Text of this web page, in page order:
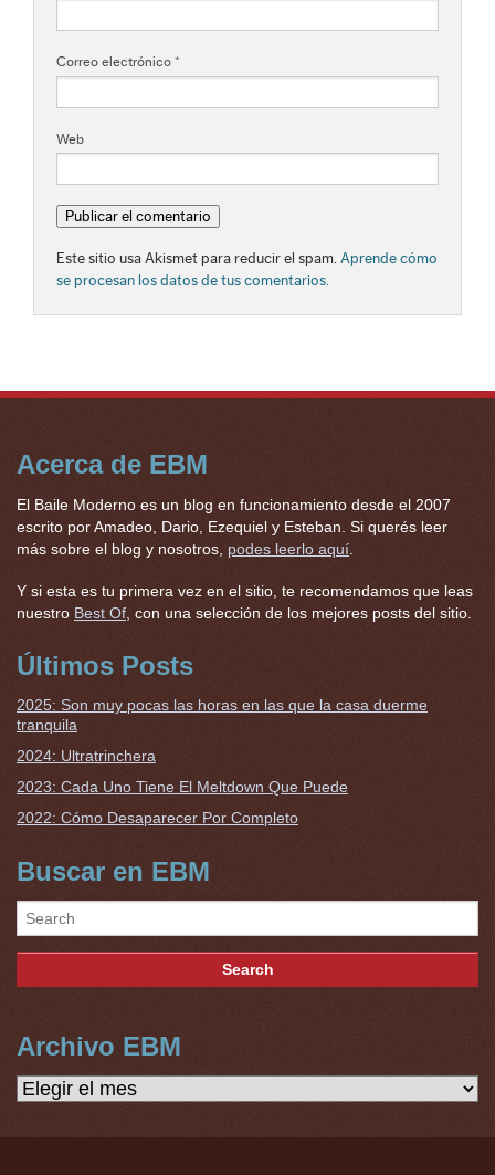
Correo electrónico *
Web
Este sitio usa Akismet para reducir el spam. Aprende cómo
se procesan los datos de tus comentarios.
Acerca de EBM
El Baile Moderno es un blog en funcionamiento desde el 2007
escrito por Amadeo, Dario, Ezequiel y Esteban. Si querés leer
más sobre el blog y nosotros, podes leerlo aquí
Y si esta es tu primera vez en el sitio, te recomendamos que leas
nuestro Best Of , con una selección de los mejores posts del sitio.
Últimos Posts
2025: Son muy pocas las horas en las que la casa duerme
tranquila
2024: Ultratrinchera
2023: Cada Uno Tiene El Meltdown Que Puede
2022: Cómo Desaparecer Por Completo
Buscar en EBM
Archivo EBM
Archivo
EBM